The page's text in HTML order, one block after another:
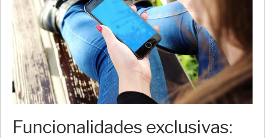
Funcionalidades exclusivas: